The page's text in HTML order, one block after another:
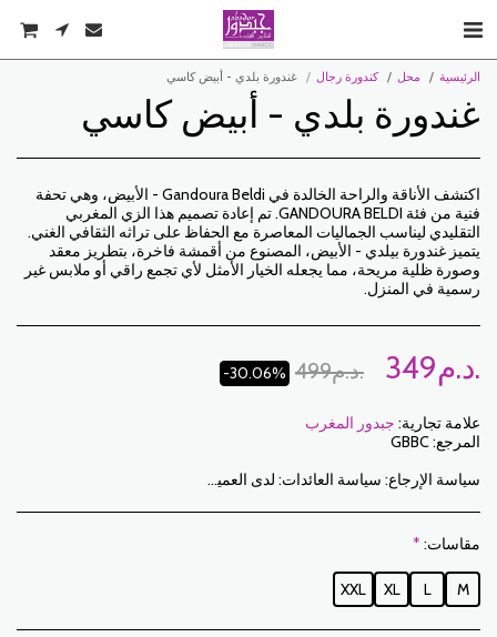
الرئيسية محل كندورة رجال غندورة بلدي - أبيض كاسي
غندورة بلدي - أبيض كاسي
اكتشف الأناقة والراحة الخالدة في Gandoura Beldi - الأبيض، وهي تحفة
فنية من فئة GANDOURA BELDI. تم إعادة تصميم هذا الزي المغربي
التقليدي ليناسب الجماليات المعاصرة مع الحفاظ على تراثه الثقافي الغني.
يتميز غندورة بيلدي - الأبيض، المصنوع من أقمشة فاخرة، بتطريز معقد
وصورة ظلية مريحة، مما يجعله الخيار الأمثل لأي تجمع راقي أو ملابس غير
رسمية في المنزل.
349 د.م. 499 د.م. -30.06%
علامة تجارية: جبدور المغرب
المرجع: GBBC
سياسة الإرجاع: سياسة العائدات: لدى العميل فترة 7 أيام عمل من تاريخ الاستلام لإرجاع العناصر المطلوبة إما لاسترداد الأموال أو للاستبدال. فقط العناصر التي تم إرجاعها في الوقت المحدد ، في عبواتها الأصلية ، يمكن استبدالها غير المغسولة وغير الملبوسة. للإرجاع ، يرجى إخطارنا على العناوين التالية: jabadormaroc17@gmail.com/ jabador.maroc@gmail.com يجب أن يكون كل تبديل أو إرجاع مصحوبًا برقم هاتفك ورغبتك في التبادل. تكاليف الإرجاع هي مسؤولية العميل. سيتعين على العميل تنظيم النقل بوسائله الخاصة. في حالة الإرجاع ، وبعد استلام البضائع من قبل جبدور المغرب ، سيتم تعويض العميل في غضون 10 أيام. الحالات التي يمكن فيها تبادل المنتجات: - خطأ في الحجم المطلوب (حجم التسليم يختلف عن الحجم المطلوب) - خطأ في اللون المطلوب (تم تسليم لون مختلف عن الحجم المطلوب) الحالات التي يمكن فيها تعويض المنتجات: - خطأ في الحجم أو اللون المطلوب متبوعًا بنفاد المخزون - في الحالات المذكورة أعلاه يجب إعادة المنتجات إلينا في الحالة التي استلمتها بها مع جميع العناصر (الملحقات والتعبئة والتعليمات وما إلى ذلك). سيتم السداد عن طريق الدفع أو التحويل المصرفي. لا يمكن إرجاع أو استبدال المنتجات المعروضة للبيع أو الترويج.
مقاسات: *
M
L
XL
XXL